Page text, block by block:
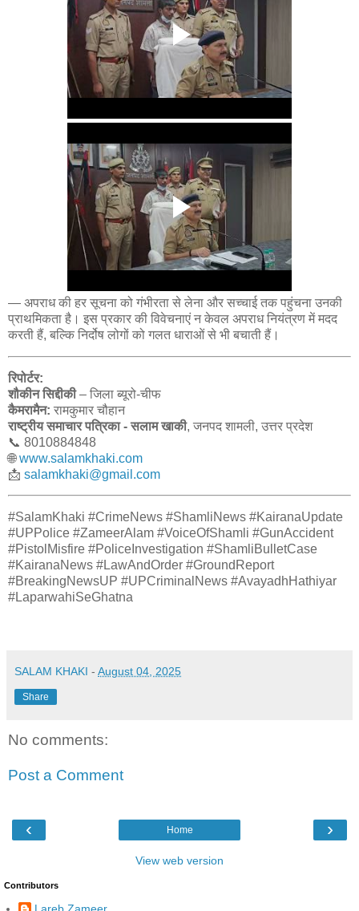
— अपराध की हर सूचना को गंभीरता से लेना और सच्चाई तक पहुंचना उनकी
प्राथमिकता है। इस प्रकार की विवेचनाएं न केवल अपराध नियंत्रण में मदद
करती हैं, बल्कि निर्दोष लोगों को गलत धाराओं से भी बचाती हैं।
रिपोर्टर:
शौकीन सिद्दीकी– जिला ब्यूरो-चीफ
कैमरामैन: रामकुमार चौहान
राष्ट्रीय समाचार पत्रिका - सलाम खाकी, जनपद शामली, उत्तर प्रदेश
📞 8010884848
🌐www.salamkhaki.com
📩 salamkhaki@gmail.com
#SalamKhaki #CrimeNews #ShamliNews #KairanaUpdate
#UPPolice #ZameerAlam #VoiceOfShamli #GunAccident
#PistolMisfire #PoliceInvestigation #ShamliBulletCase
#KairanaNews #LawAndOrder #GroundReport
#BreakingNewsUP #UPCriminalNews #AvayadhHathiyar
#LaparwahiSeGhatna
SALAM KHAKI - August 04, 2025
Share
No comments:
Post a Comment
‹ ›
Home
View web version
Contributors
Lareb Zameer